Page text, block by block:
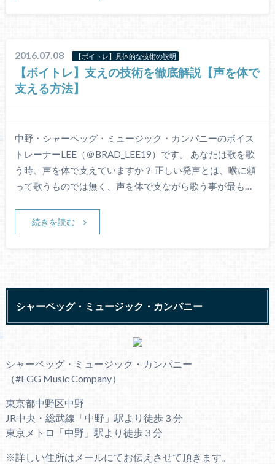
2016.07.08 【ボイトレ】具体的な技術の説明
【ボイトレ】支えの技術を徹底解説【声を体で
支える方法】
中野・シャーペッグ・ミュージック・カンパニーのボイス
トレーナーLEE（＠BRAD_LEE19）です。 あなたは歌を歌
う時、声を体で支えていますか？ 正しい発声とは、喉に頼
って歌うものでは無く、声を体で支ながら歌う事が最も…
続きを読む
シャーペッグ・ミュージック・カンパニー
シャーペッグ・ミュージック・カンパニー
（#EGG Music Company）
東京都中野区中野
JR中央・総武線「中野」駅より徒歩３分
東京メトロ「中野」駅より徒歩３分
※詳しい住所はメールにてお伝えさせて頂きます。